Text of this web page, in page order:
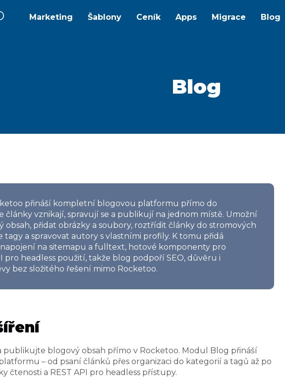
Marketing Šablony Ceník Apps Migrace Blog
Blog
přináší kompletní blogovou platformu přímo do
články vznikají, spravují se a publikují na jednom místě. Umožní
obsah, přidat obrázky a soubory, roztřídit články do stromových
tagy a spravovat autory s vlastními profily. K tomu přidá
na sitemapu a fulltext, hotové komponenty pro
pro headless použití, takže blog podpoří SEO, důvěru i
bez složitého řešení mimo Rocketoo.
publikujte blogový obsah přímo v Rocketoo. Modul Blog přináší
– od psaní článků přes organizaci do kategorií a tagů až po
čtenosti a REST API pro headless přístupy.